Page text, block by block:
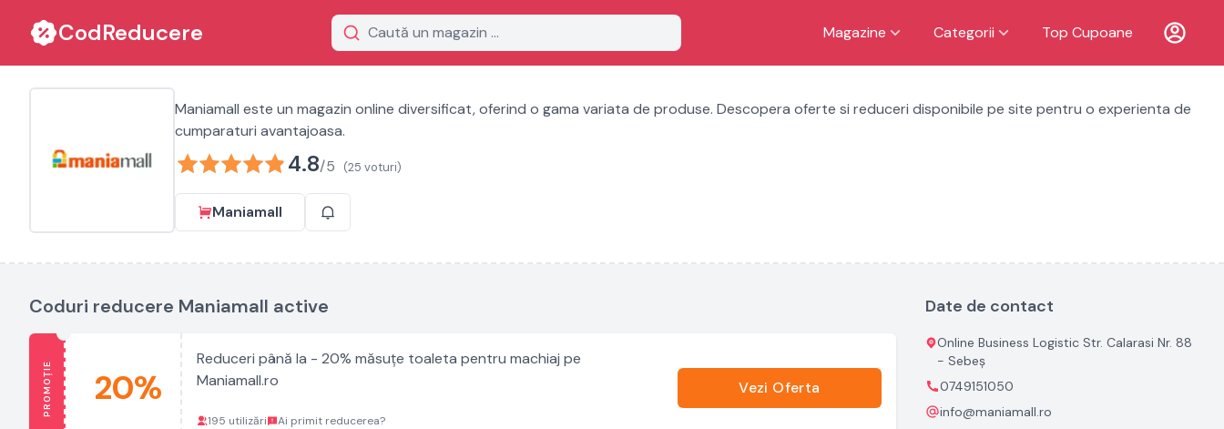
CodReducere Magazine Categorii Top Cupoane
Maniamall este un magazin online diversificat, oferind o gama variata de produse. Descopera oferte si reduceri disponibile pe site pentru o experienta de
cumparaturi avantajoasa.
4.8/5 (25 voturi)
Maniamall
Coduri reducere Maniamall active
PROMOȚIE 20%
Reduceri până la - 20% măsuțe toaleta pentru machiaj pe
Maniamall.ro
195 utilizări Ai primit reducerea?
Vezi Oferta
Date de contact
Online Business Logistic Str. Calarasi Nr. 88
- Sebeș
0749151050
info@maniamall.ro